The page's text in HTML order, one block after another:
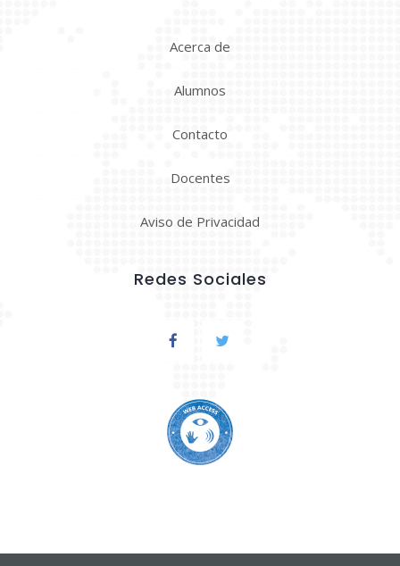
Acerca de
Alumnos
Contacto
Docentes
Aviso de Privacidad
Redes Sociales